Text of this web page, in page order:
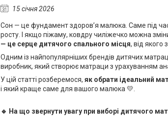
15 січня 2026
Сон — це фундамент здоров’я малюка. Саме під
росту. І якщо піжаму, ковдру чиліжечко можна
— це серце дитячого спального місця, від якого
Одним із найпопулярніших брендів дитячих
виробник, який створює матраци з урахуванням
У цій статті розберемося, як обрати ідеальний
і який краще саме для вашого малюка 💛.
🔹 На що звернути увагу при виборі дитячого